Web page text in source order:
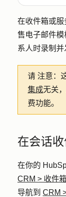
在收件箱或
售电子邮件
系人时录制并
请 注意 ：
集成无关
费功能。
在会话
在你的
CRM > 收件
导航到 CRM